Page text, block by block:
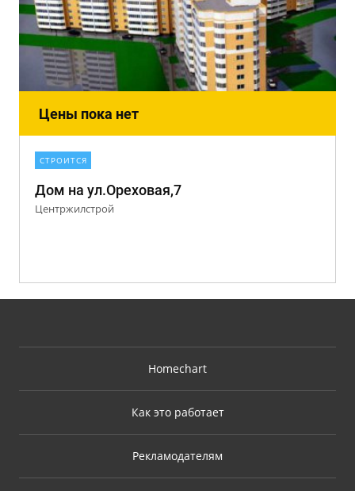
Цены пока нет
СТРОИТСЯ
Дом на ул.Ореховая,7
Центржилстрой
Homechart
Как это работает
Рекламодателям